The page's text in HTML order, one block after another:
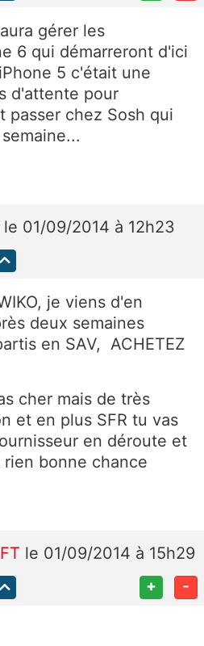
gérer les
6 qui démarreront d'ici
5 c'était une
d'attente pour
passer chez Sosh qui
le 01/09/2014 à 12h23
je viens d'en
deux semaines
en SAV, ACHETEZ
cher mais de très
et en plus SFR tu vas
en déroute et
bonne chance
le 01/09/2014 à 15h29
+ -